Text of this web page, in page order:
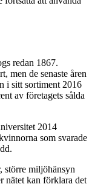
redan 1867.
men de senaste åren
i sitt sortiment 2016
av företagets sålda
2014
som svarade
större miljö­hänsyn
nätet kan förklara det